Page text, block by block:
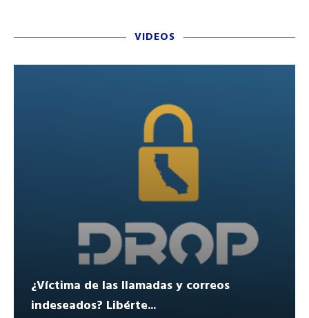
VIDEOS
¿Víctima de las llamadas y correos
indeseados? Libérte...